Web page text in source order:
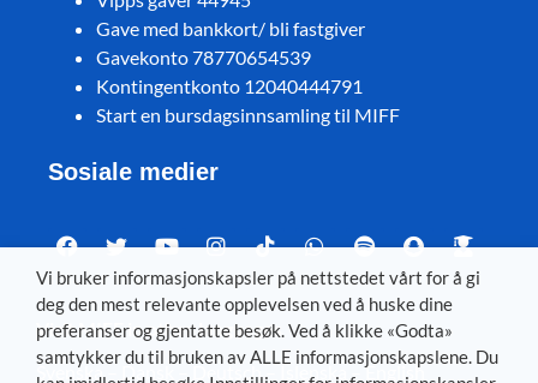
Gave med bankkort/ bli fastgiver
Gavekonto 78770654539
Kontingentkonto 12040444791
Start en bursdagsinnsamling til MIFF
Sosiale medier
Visit MIFF in other languages
Svenska– Dansk–Deutsch–Íslenska–English
Vi bruker informasjonskapsler på nettstedet vårt for å gi
deg den mest relevante opplevelsen ved å huske dine
preferanser og gjentatte besøk. Ved å klikke «Godta»
samtykker du til bruken av ALLE informasjonskapslene. Du